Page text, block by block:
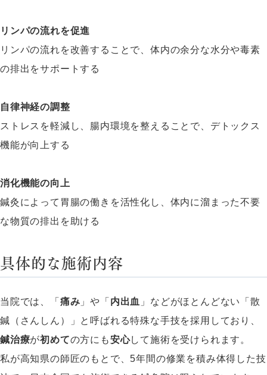
リンパの流れを促進
リンパの流れを改善することで、体内の余分な水分や毒素
の排出をサポートする
自律神経の調整
ストレスを軽減し、腸内環境を整えることで、デトックス
機能が向上する
消化機能の向上
鍼灸によって胃腸の働きを活性化し、体内に溜まった不要
な物質の排出を助ける
具体的な施術内容
当院では、「 痛み 」や「 内出血 」などがほとんどない 「散
鍼 （さんしん）」と呼ばれる特殊な手技を採用しており、
鍼治療が初めての方にも安心して施術を受けられます。
私が高知県の師匠のもとで、5年間の修業を積み体得した技